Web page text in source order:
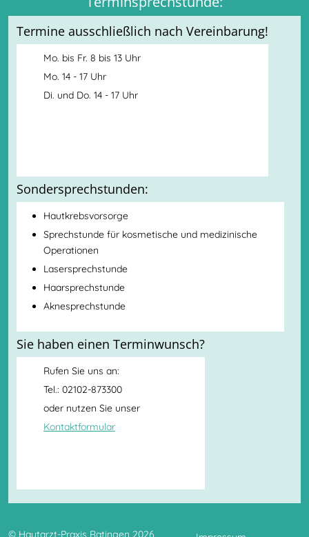
Termine ausschließlich nach Vereinbarung!
Mo. bis Fr. 8 bis 13 Uhr
Mo. 14 - 17 Uhr
Di. und Do. 14 - 17 Uhr
Sondersprechstunden:
Hautkrebsvorsorge
Sprechstunde für kosmetische und medizinische
Operationen
Lasersprechstunde
Haarsprechstunde
Aknesprechstunde
Sie haben einen Terminwunsch?
Rufen Sie uns an:
Tel.: 02102-873300
oder nutzen Sie unser
Kontaktformular
© Hautarzt-Praxis Ratingen 2026